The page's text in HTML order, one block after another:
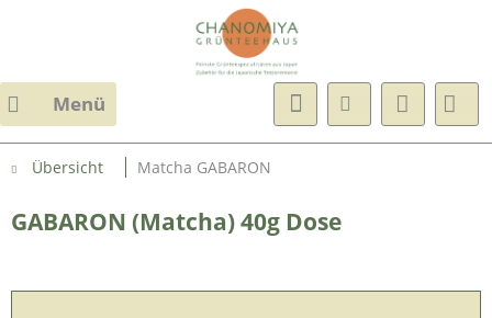
Menü
Übersicht Matcha GABARON
GABARON (Matcha) 40g Dose